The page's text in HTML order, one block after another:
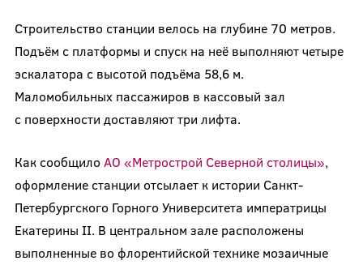
Строительство станции велось на глубине 70 метров.
Подъём с платформы и спуск на неё выполняют четыре
эскалатора с высотой подъёма 58,6 м.
Маломобильных пассажиров в кассовый зал
с поверхности доставляют три лифта.
Как сообщило АО «Метрострой Северной столицы»,
оформление станции отсылает к истории Санкт‐
Петербургского Горного Университета императрицы
Екатерины II. В центральном зале расположены
выполненные во флорентийской технике мозаичные